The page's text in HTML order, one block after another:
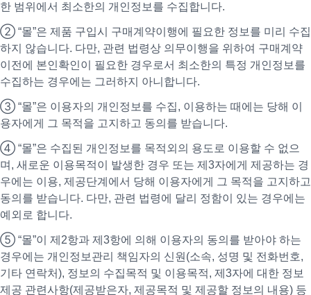
한 범위에서 최소한의 개인정보를 수집합니다.
② “몰”은 제품 구입시 구매계약이행에 필요한 정보를 미리 수집
하지 않습니다. 다만, 관련 법령상 의무이행을 위하여 구매계약
이전에 본인확인이 필요한 경우로서 최소한의 특정 개인정보를
수집하는 경우에는 그러하지 아니합니다.
③ “몰”은 이용자의 개인정보를 수집, 이용하는 때에는 당해 이
용자에게 그 목적을 고지하고 동의를 받습니다.
④ “몰”은 수집된 개인정보를 목적외의 용도로 이용할 수 없으
며, 새로운 이용목적이 발생한 경우 또는 제3자에게 제공하는 경
우에는 이용, 제공단계에서 당해 이용자에게 그 목적을 고지하고
동의를 받습니다. 다만, 관련 법령에 달리 정함이 있는 경우에는
예외로 합니다.
⑤ “몰”이 제2항과 제3항에 의해 이용자의 동의를 받아야 하는
경우에는 개인정보관리 책임자의 신원(소속, 성명 및 전화번호,
기타 연락처), 정보의 수집목적 및 이용목적, 제3자에 대한 정보
제공 관련사항(제공받은자, 제공목적 및 제공할 정보의 내용) 등